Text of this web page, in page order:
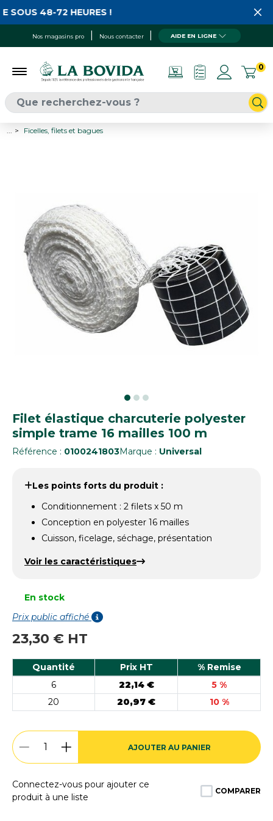
Nos magasins pro Nous contacter AIDE EN LIGNE
0
SOUS 48-72 HEURES !
Ficelles, filets et bagues
Filet élastique charcuterie polyester
simple trame 16 mailles 100 m
Référence : 0100241803Marque : Universal
Les points forts du produit :
Conditionnement : 2 filets x 50 m
Conception en polyester 16 mailles
Cuisson, ficelage, séchage, présentation
Voir les caractéristiques
En stock
Prix public affiché
23,30 € HT
Quantité Prix HT
% Remise
6
22,14 €
5 %
20
20,97 € 10 %
AJOUTER AU PANIER
Connectez-vous pour ajouter ce
produit à une liste
COMPARER